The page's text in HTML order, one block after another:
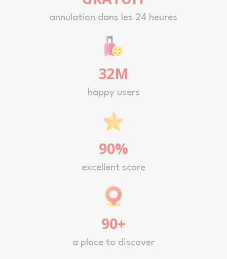
annulation dans les 24 heures
32M
happy users
90%
excellent score
90+
a place to discover